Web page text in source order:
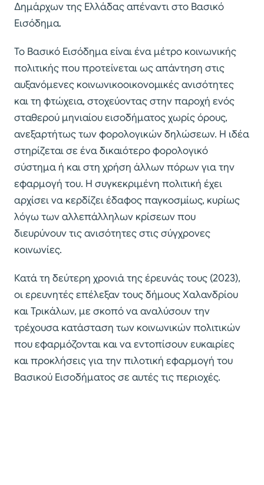
Δημάρχων της Ελλάδας απέναντι στο Βασικό
Εισόδημα.
Το Βασικό Εισόδημα είναι ένα μέτρο κοινωνικής
πολιτικής που προτείνεται ως απάντηση στις
αυξανόμενες κοινωνικοοικονομικές ανισότητες
και τη φτώχεια, στοχεύοντας στην παροχή ενός
σταθερού μηνιαίου εισοδήματος χωρίς όρους,
ανεξαρτήτως των φορολογικών δηλώσεων. Η ιδέα
στηρίζεται σε ένα δικαιότερο φορολογικό
σύστημα ή και στη χρήση άλλων πόρων για την
εφαρμογή του. Η συγκεκριμένη πολιτική έχει
αρχίσει να κερδίζει έδαφος παγκοσμίως, κυρίως
λόγω των αλλεπάλληλων κρίσεων που
διευρύνουν τις ανισότητες στις σύγχρονες
κοινωνίες.
Κατά τη δεύτερη χρονιά της έρευνάς τους (2023),
οι ερευνητές επέλεξαν τους δήμους Χαλανδρίου
και Τρικάλων, με σκοπό να αναλύσουν την
τρέχουσα κατάσταση των κοινωνικών πολιτικών
που εφαρμόζονται και να εντοπίσουν ευκαιρίες
και προκλήσεις για την πιλοτική εφαρμογή του
Βασικού Εισοδήματος σε αυτές τις περιοχές.